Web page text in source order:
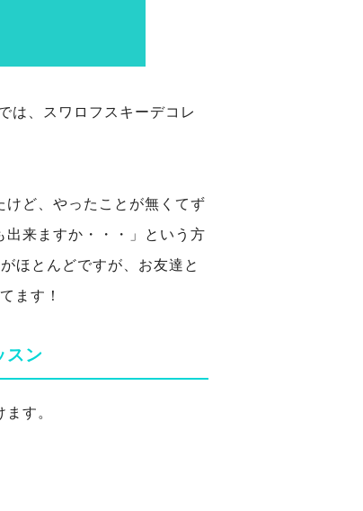
は、スワロフスキーデコレ
けど、やったことが無くてず
出来ますか・・・」という方
ほとんどですが、お友達と
ます！
スン
す。